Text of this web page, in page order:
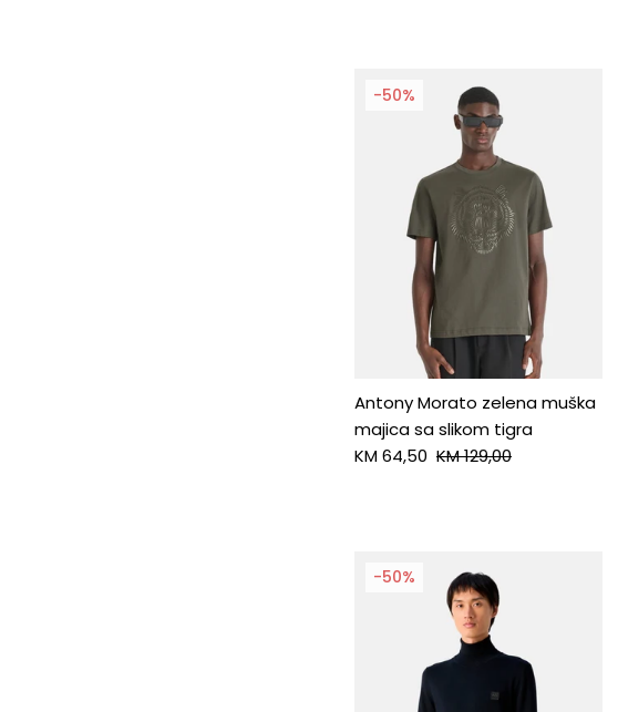
-50%
Antony Morato zelena muška
majica sa slikom tigra
KM 64,50 KM 129,00
-50%